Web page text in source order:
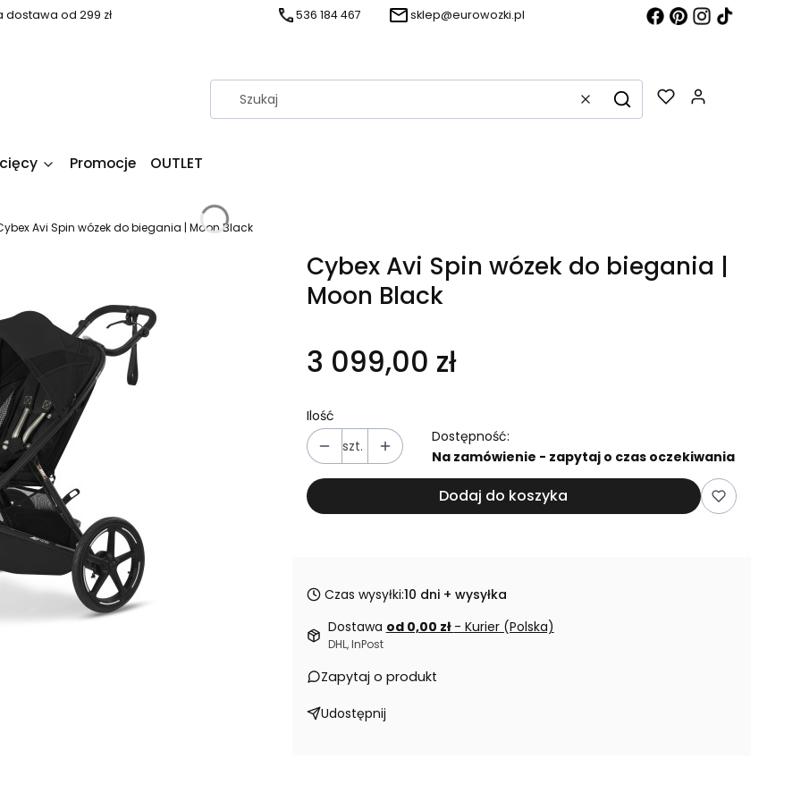
od 299 zł 536 184 467 sklep@eurowozki.pl
WyczyśćSzukaj
Promocje OUTLET
Avi Spin wózek do biegania | Moon Black
Cybex Avi Spin wózek do biegania |
Moon Black
3 099,00 zł
Ilość
szt.
Dostępność:
Na zamówienie - zapytaj o czas oczekiwania
Dodaj do koszyka
Czas wysyłki:10 dni + wysyłka
Dostawa od 0,00 zł - Kurier (Polska)
DHL, InPost
Zapytaj o produkt
Udostępnij